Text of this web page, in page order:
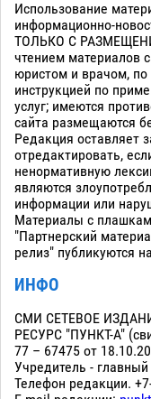
Использование
информационно-
ТОЛЬКО С
чтением материалов
юристом и врачом, по
инструкцией по
услуг; имеются
сайта размещаются
Редакция оставляет
отредактировать,
ненормативную
являются
информации или
Материалы с
"Партнерский
релиз" публикуются
ИНФО
СМИ СЕТЕВОЕ
РЕСУРС "ПУНКТ-А"
77 – 67475 от
Учредитель -
Телефон редакции.